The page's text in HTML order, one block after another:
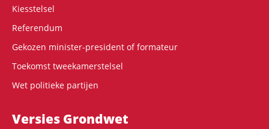
Kiesstelsel
Referendum
Gekozen minister-president of formateur
Toekomst tweekamerstelsel
Wet politieke partijen
Versies Grondwet